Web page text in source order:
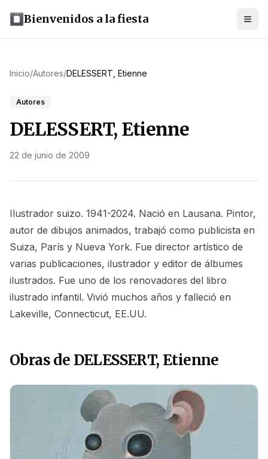
Bienvenidos a la fiesta
Inicio/Autores/DELESSERT, Etienne
Autores
DELESSERT, Etienne
22 de junio de 2009
Ilustrador suizo. 1941-2024. Nació en Lausana. Pintor,
autor de dibujos animados, trabajó como publicista en
Suiza, París y Nueva York. Fue director artístico de
varias publicaciones, ilustrador y editor de álbumes
ilustrados. Fue uno de los renovadores del libro
ilustrado infantil. Vivió muchos años y falleció en
Lakeville, Connecticut, EE.UU.
Obras de DELESSERT, Etienne